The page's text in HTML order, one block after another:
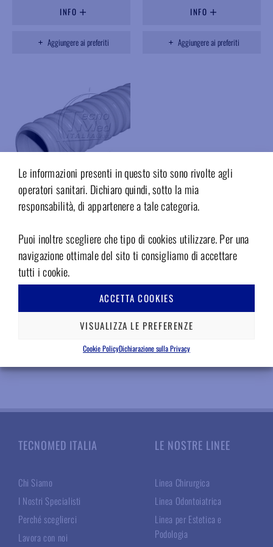
Le informazioni presenti in questo sito sono rivolte agli
operatori sanitari. Dichiaro quindi, sotto la mia
responsabilità, di appartenere a tale categoria.
Puoi inoltre scegliere che tipo di cookies utilizzare. Per una
navigazione ottimale del sito ti consigliamo di accettare
tutti i cookie.
ACCETTA COOKIES
VISUALIZZA LE PREFERENZE
Cookie PolicyDichiarazione sulla Privacy
INFO
Aggiungere ai preferiti
INFO
Aggiungere ai preferiti
040T990
d.25mm, RAL7035, roccia 10
metri
Disponibile
INFO
Aggiungere ai preferiti
TECNOMED ITALIA
Chi Siamo
I Nostri Specialisti
Perché sceglierci
Lavora con noi
LE NOSTRE LINEE
Linea Chirurgica
Linea Odontoiatrica
Linea per Estetica e
Podologia